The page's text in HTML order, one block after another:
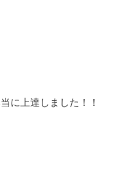
に上達しました！！